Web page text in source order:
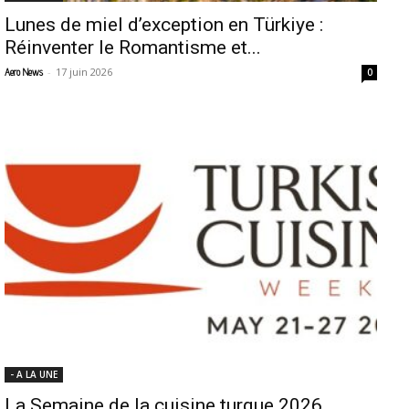
Lunes de miel d’exception en Türkiye :
Réinventer le Romantisme et...
Aero News - 17 juin 2026 0
- A LA UNE